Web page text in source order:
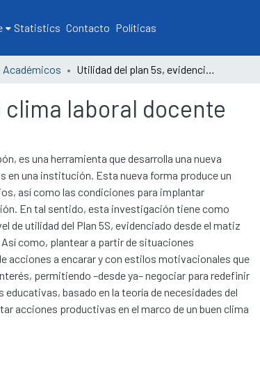
Statistics Contacto Políticas
Académicos Utilidad del plan 5s, evidenciado desde clima laboral docente
clima laboral docente
es una herramienta que desarrolla una nueva
en una institución. Esta nueva forma produce un
así como las condiciones para implantar
En tal sentido, esta investigación tiene como
de utilidad del Plan 5S, evidenciado desde el matiz
como, plantear a partir de situaciones
acciones a encarar y con estilos motivacionales que
permitiendo –desde ya– negociar para redefinir
basado en la teoría de necesidades del
acciones productivas en el marco de un buen clima